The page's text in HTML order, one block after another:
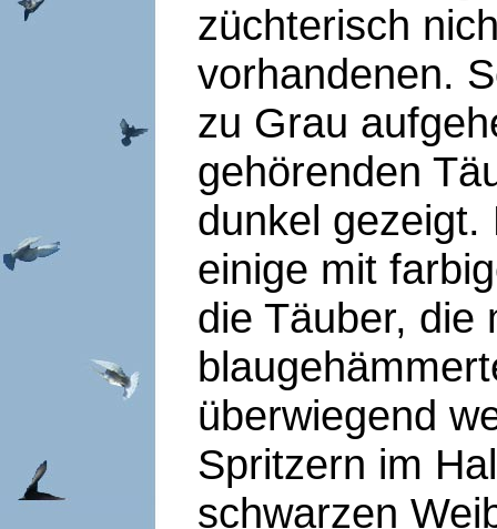
züchterisch
vorhandenen.
zu Grau
gehörenden
dunkel gezeigt.
einige mit
die Täuber, die
überwiegend
Spritzern im
schwarzen